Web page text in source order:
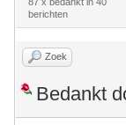
berichten
Zoek
Bedankt